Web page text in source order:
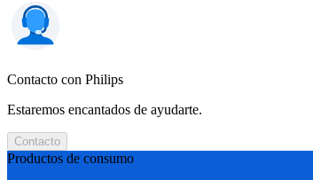
Contacto con Philips
Estaremos encantados de ayudarte.
Contacto
Productos de consumo